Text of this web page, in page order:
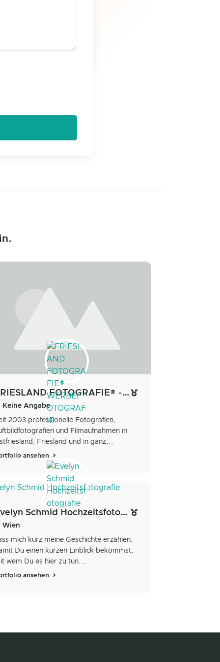
FRIESLAND FOTOGRAFIE® - WERBEFOTOGRAFIE
Keine Angabe
2003 professionelle Fotografien,
und Filmaufnahmen in
Friesland und in ganz...
ansehen
Evelyn Schmid Hochzeitsfotografie
Wien
mich kurz meine Geschichte erzählen,
Du einen kurzen Einblick bekommst,
wem Du es hier zu tun...
ansehen